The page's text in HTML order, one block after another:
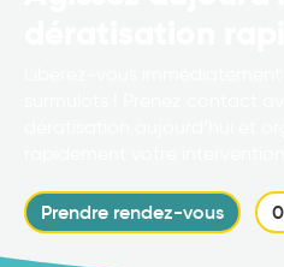
Prendre rendez-vous